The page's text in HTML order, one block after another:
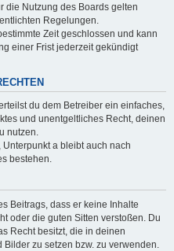
die Nutzung des Boards gelten
Regelungen.
Zeit geschlossen und kann
einer Frist jederzeit gekündigt
du dem Betreiber ein einfaches,
und unentgeltliches Recht, deinen
nutzen.
a bleibt auch nach
bestehen.
Beitrags, dass er keine Inhalte
oder die guten Sitten verstoßen. Du
Recht besitzt, die in deinen
zu setzen bzw. zu verwenden.